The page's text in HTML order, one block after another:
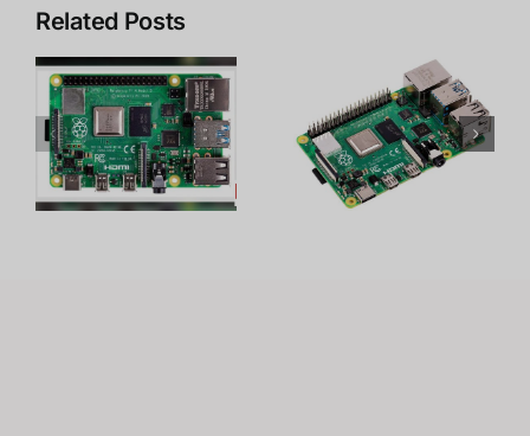
Related Posts
Raspberry
Pi 4 คืออะไร
19 โปรเจค
สุดเจ๋งของ
Raspberry